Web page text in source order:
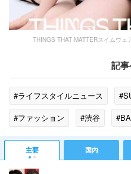
THINGS THAT MATTERスイムウ
記
#ライフスタイルニュース
#ファッション
#渋谷
#水着
#BOT #UV #東
主要 国内